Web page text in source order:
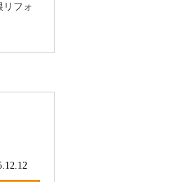
リフォ